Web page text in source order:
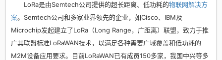
LoRa是由Semtech公司提供的超长距离、低功耗的物联网解决方
案。Semtech公司和多家业界领先的企业，如Cisco、IBM及
Microchip发起建立了LoRa（Long Range，广距离）联盟，致力于推
广其联盟标准LoRaWAN技术，以满足各种需要广域覆盖和低功耗的
M2M设备应用要求。目前LoRaWAN已有成员150多家，我国中兴等多